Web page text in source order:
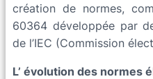
création de normes,
60364 développée par
de l’IEC (Commission
L’ évolution des normes